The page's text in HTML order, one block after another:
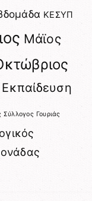
ΚΕΣΥΠ
Μάϊος
Σύλλογος Γουριάς